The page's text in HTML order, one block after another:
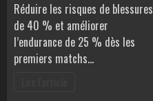
Réduire les risques de blessures
de 40 % et améliorer
l’endurance de 25 % dès les
premiers matchs…